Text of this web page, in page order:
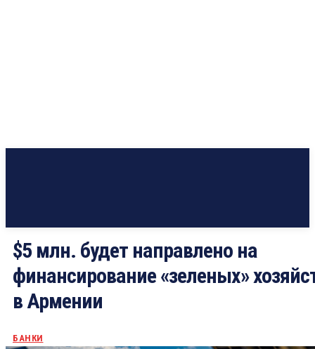
$5 млн. будет направлено на
финансирование «зеленых»
в Армении
БАНКИ